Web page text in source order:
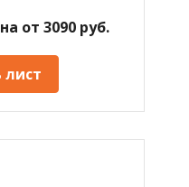
от 3090 руб.
лист